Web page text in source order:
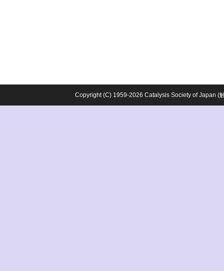
Copyright (C) 1959-2026 Catalysis Society of Japan (